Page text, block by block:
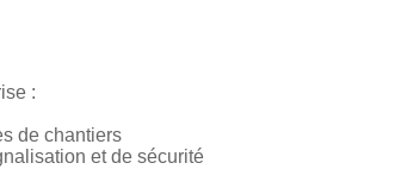
:
de chantiers
et de sécurité